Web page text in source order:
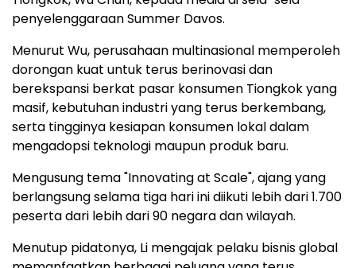
penyelenggaraan Summer Davos.
Menurut Wu, perusahaan multinasional memperoleh
dorongan kuat untuk terus berinovasi dan
berekspansi berkat pasar konsumen Tiongkok yang
masif, kebutuhan industri yang terus berkembang,
serta tingginya kesiapan konsumen lokal dalam
mengadopsi teknologi maupun produk baru.
Mengusung tema "Innovating at Scale", ajang yang
berlangsung selama tiga hari ini diikuti lebih dari 1.700
peserta dari lebih dari 90 negara dan wilayah.
Menutup pidatonya, Li mengajak pelaku bisnis global